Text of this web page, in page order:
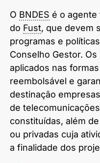
O BNDES é o
do Fust, que devem
programas e
Conselho Gestor.
aplicados nas
reembolsável e
destinação
de
constituídas, além
ou privadas cuja
a finalidade dos